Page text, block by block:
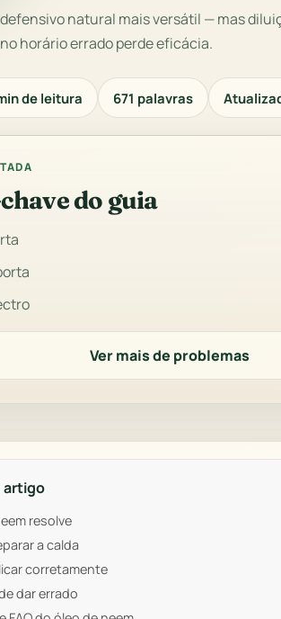
natural mais versátil — mas
horário errado perde eficácia.
de leitura 671 palavras
do guia
Ver mais de problemas
artigo
resolve
a calda
corretamente
dar errado